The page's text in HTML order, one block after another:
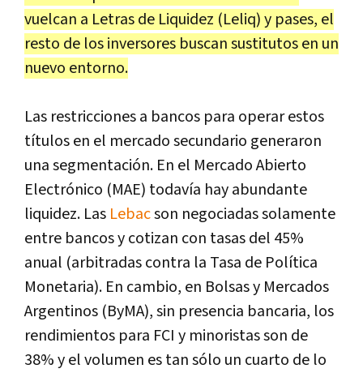
vuelcan a Letras de Liquidez (Leliq) y pases, el
resto de los inversores buscan sustitutos en un
nuevo entorno.
Las restricciones a bancos para operar estos
títulos en el mercado secundario generaron
una segmentación. En el Mercado Abierto
Electrónico (MAE) todavía hay abundante
liquidez. Las Lebacson negociadas solamente
entre bancos y cotizan con tasas del 45%
anual (arbitradas contra la Tasa de Política
Monetaria). En cambio, en Bolsas y Mercados
Argentinos (ByMA), sin presencia bancaria, los
rendimientos para FCI y minoristas son de
38% y el volumen es tan sólo un cuarto de lo